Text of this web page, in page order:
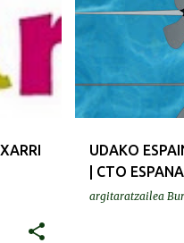
UDAKO
| CTO
argitaratzailea